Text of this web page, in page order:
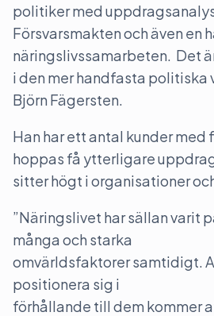
politiker med
Försvarsmakten och även en
näringslivssamarbeten. Det
i den mer handfasta politiska
Björn Fägersten.
Han har ett antal kunder med
hoppas få ytterligare
sitter högt i organisationer
”Näringslivet har sällan varit
många och starka
omvärldsfaktorer samtidigt.
positionera sig i
förhållande till dem kommer